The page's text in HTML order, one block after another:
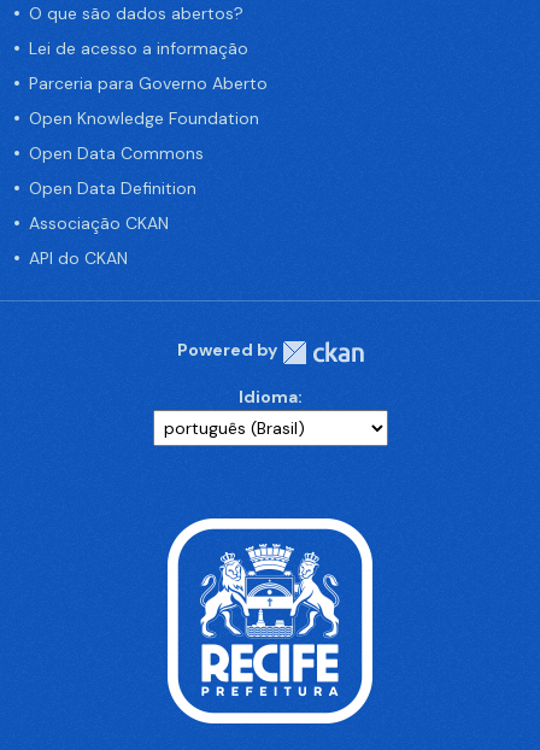
O que são dados abertos?
Lei de acesso a informação
Parceria para Governo Aberto
Open Knowledge Foundation
Open Data Commons
Open Data Definition
Associação CKAN
API do CKAN
Powered by
Idioma